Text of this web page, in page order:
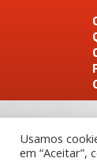
Usamos
em “Aceitar”,